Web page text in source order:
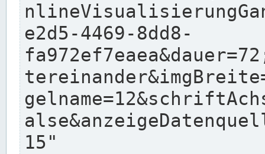
e2d5-4469-8dd8-
15"